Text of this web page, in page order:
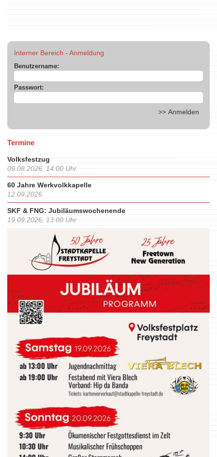
Interner Bereich - Anmeldung
Benutzername:
Passwort:
Termine
Volksfestzug
09.08.2026, 14:00 Uhr
60 Jahre Werkvolkkapelle
12.09.2026
SKF & FNG: Jubiläumswochenende
19.09.2026, 13:00 Uhr